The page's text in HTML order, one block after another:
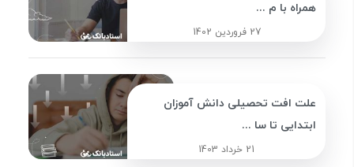
همراه با م ...
27 فروردین 1402
علت افت تحصیلی دانش آموزان
ابتدایی تا سا ...
21 خرداد 1403